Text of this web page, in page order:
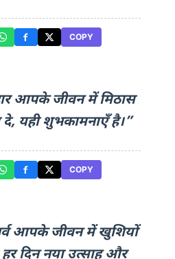
COPY
आपके जीवन में मिठास
यही शुभकामनाएँ है।”
COPY
आपके जीवन में खुशियों
दिन नया उत्साह और